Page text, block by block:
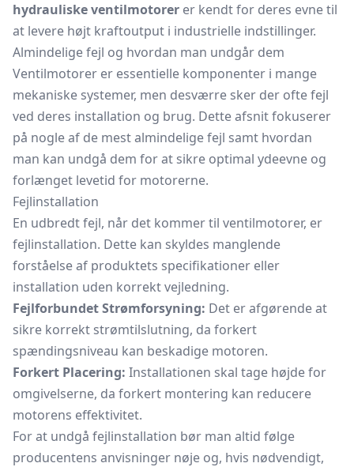
hydrauliske ventilmotorer er kendt for deres evne til
at levere højt kraftoutput i industrielle indstillinger.
Almindelige fejl og hvordan man undgår dem
Ventilmotorer er essentielle komponenter i mange
mekaniske systemer, men desværre sker der ofte fejl
ved deres installation og brug. Dette afsnit fokuserer
på nogle af de mest almindelige fejl samt hvordan
man kan undgå dem for at sikre optimal ydeevne og
forlænget levetid for motorerne.
Fejlinstallation
En udbredt fejl, når det kommer til ventilmotorer, er
fejlinstallation. Dette kan skyldes manglende
forståelse af produktets specifikationer eller
installation uden korrekt vejledning.
Fejlforbundet Strømforsyning: Det er afgørende at
sikre korrekt strømtilslutning, da forkert
spændingsniveau kan beskadige motoren.
Forkert Placering: Installationen skal tage højde for
omgivelserne, da forkert montering kan reducere
motorens effektivitet.
For at undgå fejlinstallation bør man altid følge
producentens anvisninger nøje og, hvis nødvendigt,